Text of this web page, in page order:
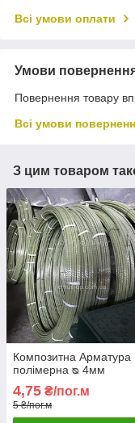
Всі умови оплати
Умови
Повернення товару
Всі умови
З цим товаром
Композитна Арматура
полімерна ᴓ 4мм
4,75 ₴/пог.м
5 ₴/пог.м